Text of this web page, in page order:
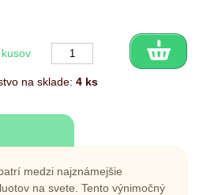
na sklade: 4 ks
medzi najznámejšie
na svete. Tento výnimočný